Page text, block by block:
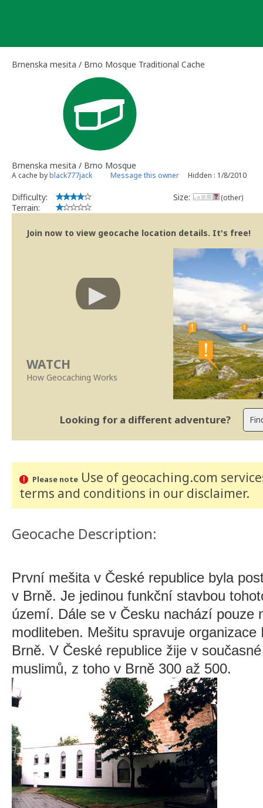
Brnenska mesita / Brno Mosque Traditional Cache
Brnenska mesita / Brno Mosque
A cache byblack777jack Message this owner Hidden : 1/8/2010
Difficulty:
Terrain:
Size: (other)
Join now to view geocache location details. It's free!
WATCH
How Geocaching Works
Looking for a different adventure?
Please noteUse of geocaching.com
terms and conditions in our disclaimer.
Geocache Description:
První mešita v České republice byla
v Brně. Je jedinou funkční stavbou
území. Dále se v Česku nachází pouze
modliteben. Mešitu spravuje organizace
Brně. V České republice žije v
muslimů, z toho v Brně 300 až 500.